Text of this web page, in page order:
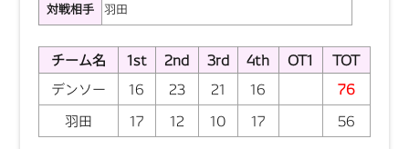
対戦相手
羽田
チーム名 1st 2nd 3rd 4th OT1
TOT
デンソー
16 23 21 16
76
羽田
17 12 10 17 56